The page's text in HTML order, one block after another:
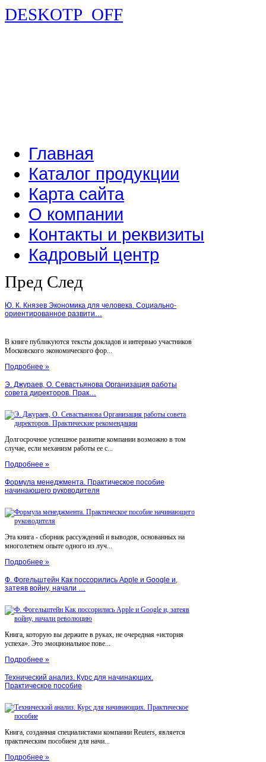
DESKOTP_OFF
Главная
Каталог продукции
Карта сайта
О компании
Контакты и реквизиты
Кадровый центр
Пред След
Ю. К. Князев Экономика для человека. Социально-
ориентированное развити…
В книге публикуются тексты докладов и интервью участников
Московского экономического фор...
Подробнее »
Э. Джураев, О. Севастьянова Организация работы
совета директоров. Прак…
Долгосрочное успешное развитие компании возможно в том
случае, если механизм работы ее с...
Подробнее »
Формула менеджмента. Практическое пособие
начинающего руководителя
Эта книга - сборник рассуждений и выводов, основанных на
многолетнем опыте одного из луч...
Подробнее »
Ф. Фогельштейн Как поссорились Apple и Google и,
затеяв войну, начали …
Книга, которую вы держите в руках, не очередная «история
успеха». Это эмоциональное пове...
Подробнее »
Технический анализ. Курс для начинающих.
Практическое пособие
Книга, созданная специалистами компании Reuters, является
практическим пособием для начи...
Подробнее »